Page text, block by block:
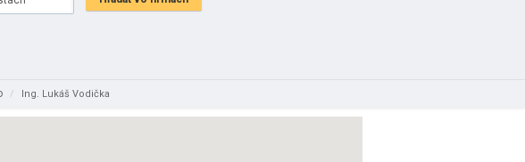
/ Ing. Lukáš Vodička